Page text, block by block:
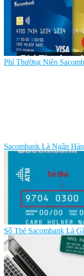
Phí Thường Niên
Sacombank Là Ngân
Số Thẻ Sacombank Là